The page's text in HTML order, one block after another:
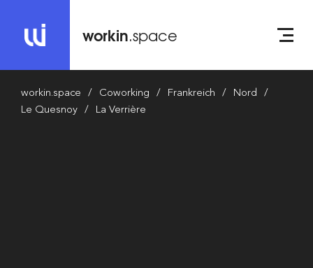
workin.space
workin.space Coworking Frankreich
Nord
Le Quesnoy
La Verrière